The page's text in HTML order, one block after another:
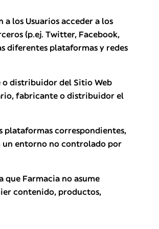
los Usuarios acceder a los
(p.ej. Twitter, Facebook,
diferentes plataformas y redes
o distribuidor del Sitio Web
fabricante o distribuidor el
plataformas correspondientes,
un entorno no controlado por
Farmacia no asume
contenido, productos,